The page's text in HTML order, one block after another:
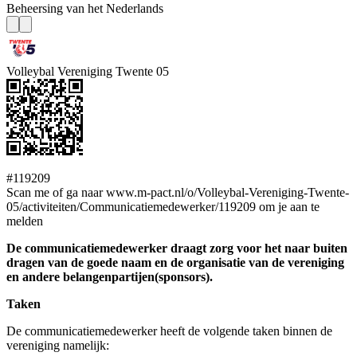
Beheersing van het Nederlands
Volleybal Vereniging Twente 05
#119209
Scan me of ga naar www.m-pact.nl/o/Volleybal-Vereniging-Twente-
05/activiteiten/Communicatiemedewerker/119209 om je aan te
melden
De communicatiemedewerker draagt zorg voor het naar buiten
dragen van de goede naam en de organisatie van de vereniging
en andere belangenpartijen(sponsors).
Taken
De communicatiemedewerker heeft de volgende taken binnen de
vereniging namelijk: